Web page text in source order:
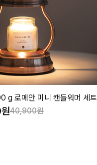
g 로메안 미니 캔들워머 세트
40,900